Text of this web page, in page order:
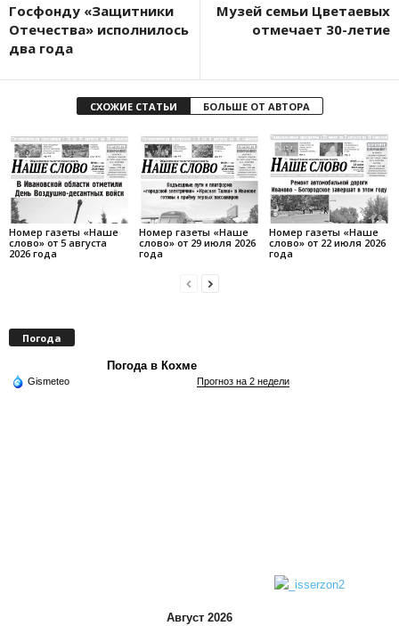
Госфонду «Защитники
Отечества» исполнилось
два года
Музей семьи Цветаевых
отмечает 30-летие
СХОЖИЕ СТАТЬИ БОЛЬШЕ ОТ АВТОРА
Номер газеты «Наше
слово» от 5 августа
2026 года
Номер газеты «Наше
слово» от 29 июля 2026
года
Номер газеты «Наше
слово» от 22 июля 2026
года
Погода
Погода в Кохме
Gismeteo Прогноз на 2 недели
Август 2026